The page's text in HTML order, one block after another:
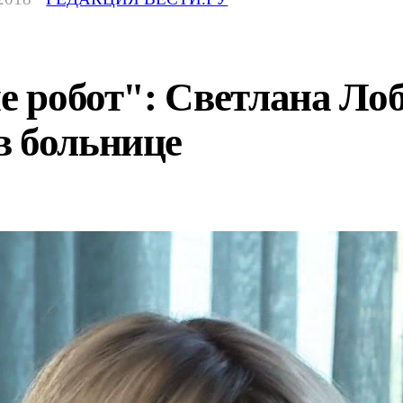
робот": Светлана
больнице